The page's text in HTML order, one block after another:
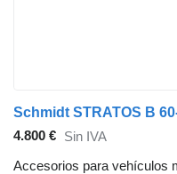
Schmidt STRATOS B
4.800 € Sin IVA
Accesorios para vehículos